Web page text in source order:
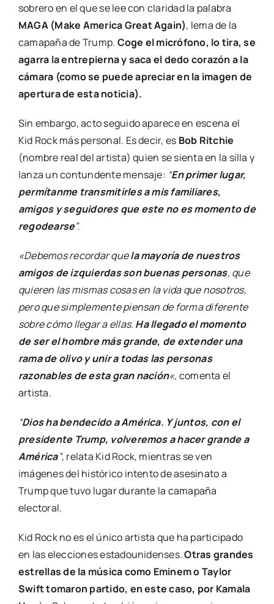
sobrero en el que se lee con claridad la palabra
MAGA (Make America Great Again), lema de la
camapaña de Trump. Coge el micrófono, lo tira, se
agarra la entrepierna y saca el dedo corazón a la
cámara (como se puede apreciar en la imagen de
apertura de esta noticia).
Sin embargo, acto seguido aparece en escena el
Kid Rock más personal. Es decir, es Bob Ritchie
(nombre real del artista) quien se sienta en la silla y
lanza un contundente mensaje: “En primer lugar,
permítanme transmitirles a mis familiares,
amigos y seguidores que este no es momento de
regodearse”.
«Debemos recordar quela mayoría de nuestros
amigos de izquierdas son buenas personas, que
quieren las mismas cosas en la vida que nosotros,
pero que simplemente piensan de forma diferente
sobre cómo llegar a ellas. Ha llegado el momento
de ser el hombre más grande, de extender una
rama de olivo y unir a todas las personas
razonables de esta gran nación«, comenta el
artista.
“Dios ha bendecido a América. Y juntos, con el
presidente Trump, volveremos a hacer grande a
América”, relata Kid Rock, mientras se ven
imágenes del histórico intento de asesinato a
Trump que tuvo lugar durante la camapaña
electoral.
Kid Rock no es el único artista que ha participado
en las elecciones estadounidenses.Otras grandes
estrellas de la música como Eminem o Taylor
Swift tomaron partido, en este caso, por Kamala